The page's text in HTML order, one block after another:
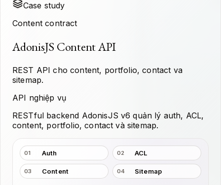
Case study
Content contract
AdonisJS Content API
REST API cho content, portfolio, contact va
sitemap.
API nghiệp vụ
RESTful backend AdonisJS v6 quản lý auth, ACL,
content, portfolio, contact và sitemap.
01 Auth 02 ACL
03 Content 04 Sitemap